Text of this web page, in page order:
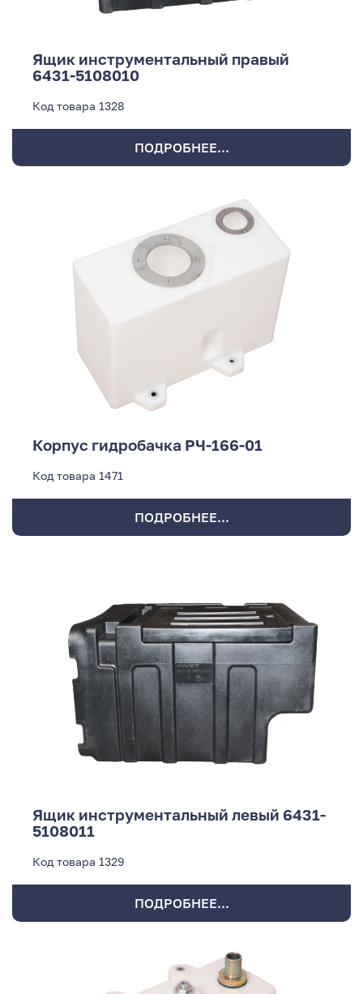
Ящик инструментальный правый
6431-5108010
Код товара 1328
ПОДРОБНЕЕ...
Корпус гидробачка РЧ-166-01
Код товара 1471
ПОДРОБНЕЕ...
Ящик инструментальный левый 6431-
5108011
Код товара 1329
ПОДРОБНЕЕ...